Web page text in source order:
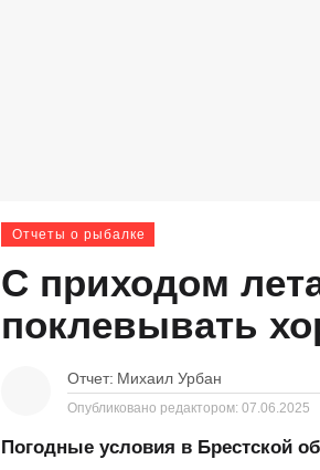
Отчеты о рыбалке
С приходом
поклевывать
Отчет: Михаил Урбан
Опубликовано редактором: 07.06.2025
Погодные условия в Брестской